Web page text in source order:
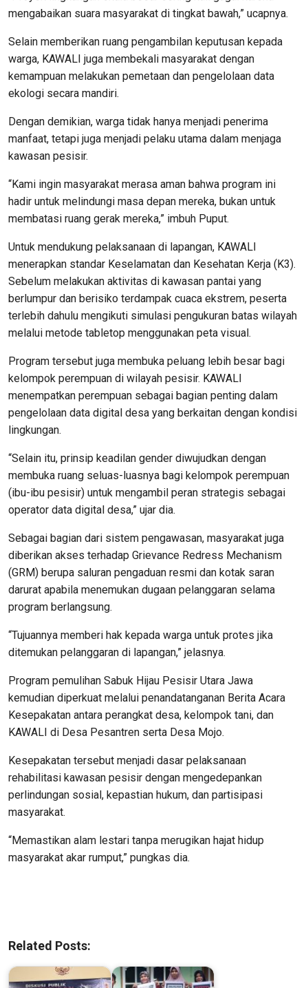
mengabaikan suara masyarakat di tingkat bawah,” ucapnya.
Selain memberikan ruang pengambilan keputusan kepada
warga, KAWALI juga membekali masyarakat dengan
kemampuan melakukan pemetaan dan pengelolaan data
ekologi secara mandiri.
Dengan demikian, warga tidak hanya menjadi penerima
manfaat, tetapi juga menjadi pelaku utama dalam menjaga
kawasan pesisir.
“Kami ingin masyarakat merasa aman bahwa program ini
hadir untuk melindungi masa depan mereka, bukan untuk
membatasi ruang gerak mereka,” imbuh Puput.
Untuk mendukung pelaksanaan di lapangan, KAWALI
menerapkan standar Keselamatan dan Kesehatan Kerja (K3).
Sebelum melakukan aktivitas di kawasan pantai yang
berlumpur dan berisiko terdampak cuaca ekstrem, peserta
terlebih dahulu mengikuti simulasi pengukuran batas wilayah
melalui metode tabletop menggunakan peta visual.
Program tersebut juga membuka peluang lebih besar bagi
kelompok perempuan di wilayah pesisir. KAWALI
menempatkan perempuan sebagai bagian penting dalam
pengelolaan data digital desa yang berkaitan dengan kondisi
lingkungan.
“Selain itu, prinsip keadilan gender diwujudkan dengan
membuka ruang seluas-luasnya bagi kelompok perempuan
(ibu-ibu pesisir) untuk mengambil peran strategis sebagai
operator data digital desa,” ujar dia.
Sebagai bagian dari sistem pengawasan, masyarakat juga
diberikan akses terhadap Grievance Redress Mechanism
(GRM) berupa saluran pengaduan resmi dan kotak saran
darurat apabila menemukan dugaan pelanggaran selama
program berlangsung.
“Tujuannya memberi hak kepada warga untuk protes jika
ditemukan pelanggaran di lapangan,” jelasnya.
Program pemulihan Sabuk Hijau Pesisir Utara Jawa
kemudian diperkuat melalui penandatanganan Berita Acara
Kesepakatan antara perangkat desa, kelompok tani, dan
KAWALI di Desa Pesantren serta Desa Mojo.
Kesepakatan tersebut menjadi dasar pelaksanaan
rehabilitasi kawasan pesisir dengan mengedepankan
perlindungan sosial, kepastian hukum, dan partisipasi
masyarakat.
“Memastikan alam lestari tanpa merugikan hajat hidup
masyarakat akar rumput,” pungkas dia.
Related Posts: